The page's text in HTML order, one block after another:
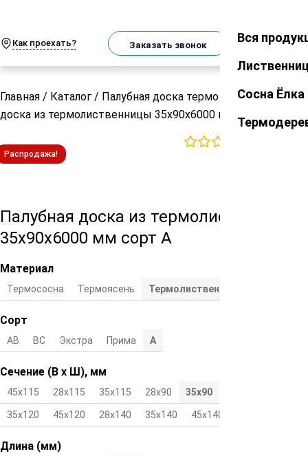
Как проехать? Заказать звонок Закрыть
Вся
Сосна Ёлка
Главная / Каталог / Палубная доска термо
Палубная
доска из термолиственницы 35х90х6000 мм сорт А
Распродажа!
Палубная доска из термолиственницы
35х90х6000 мм сорт А
Материал
Термососна Термоясень Термолиственница
Сорт
АВ ВС Экстра Прима А
Сечение (В х Ш), мм
45х115 28х115 35х115 28х90 35х90
35х120 45х120 28х140 35х140 45х140
Длина (мм)